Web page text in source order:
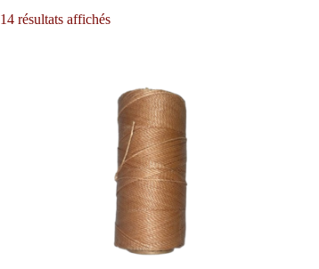
14 résultats affichés